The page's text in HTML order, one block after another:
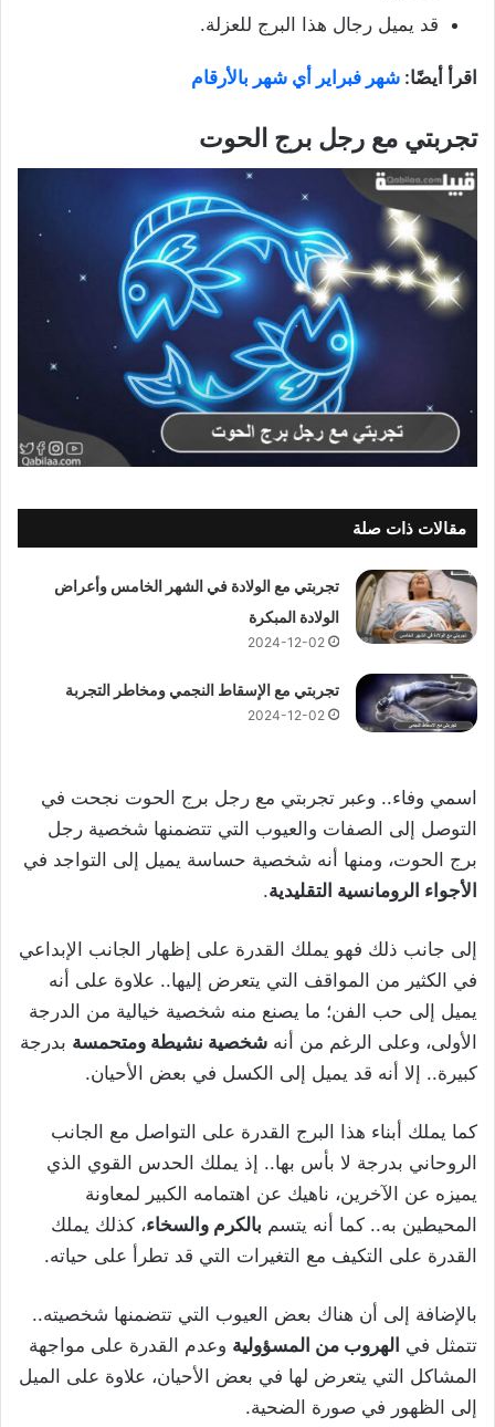
قد يميل رجال هذا البرج للعزلة.
اقرأ أيضًا: شهر فبراير أي شهر بالأرقام
تجربتي مع رجل برج الحوت
مقالات ذات صلة
تجربتي مع الولادة في الشهر الخامس وأعراض
الولادة المبكرة
2024-12-02
تجربتي مع الإسقاط النجمي ومخاطر التجربة
2024-12-02
اسمي وفاء.. وعبر تجربتي مع رجل برج الحوت نجحت في
التوصل إلى الصفات والعيوب التي تتضمنها شخصية رجل
برج الحوت، ومنها أنه شخصية حساسة يميل إلى التواجد في
الأجواء الرومانسية التقليدية.
إلى جانب ذلك فهو يملك القدرة على إظهار الجانب الإبداعي
في الكثير من المواقف التي يتعرض إليها.. علاوة على أنه
يميل إلى حب الفن؛ ما يصنع منه شخصية خيالية من الدرجة
الأولى، وعلى الرغم من أنه شخصية نشيطة ومتحمسة بدرجة
كبيرة.. إلا أنه قد يميل إلى الكسل في بعض الأحيان.
كما يملك أبناء هذا البرج القدرة على التواصل مع الجانب
الروحاني بدرجة لا بأس بها.. إذ يملك الحدس القوي الذي
يميزه عن الآخرين، ناهيك عن اهتمامه الكبير لمعاونة
المحيطين به.. كما أنه يتسم بالكرم والسخاء، كذلك يملك
القدرة على التكيف مع التغيرات التي قد تطرأ على حياته.
بالإضافة إلى أن هناك بعض العيوب التي تتضمنها شخصيته..
تتمثل في الهروب من المسؤولية وعدم القدرة على مواجهة
المشاكل التي يتعرض لها في بعض الأحيان، علاوة على الميل
إلى الظهور في صورة الضحية.